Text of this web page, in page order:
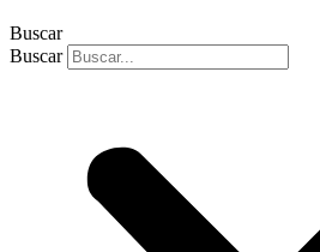
Buscar
Buscar